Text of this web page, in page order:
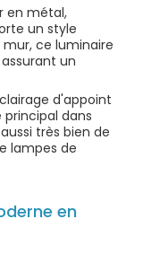
en métal,
un style
ce luminaire
un
d'appoint
dans
très bien de
lampes de
en